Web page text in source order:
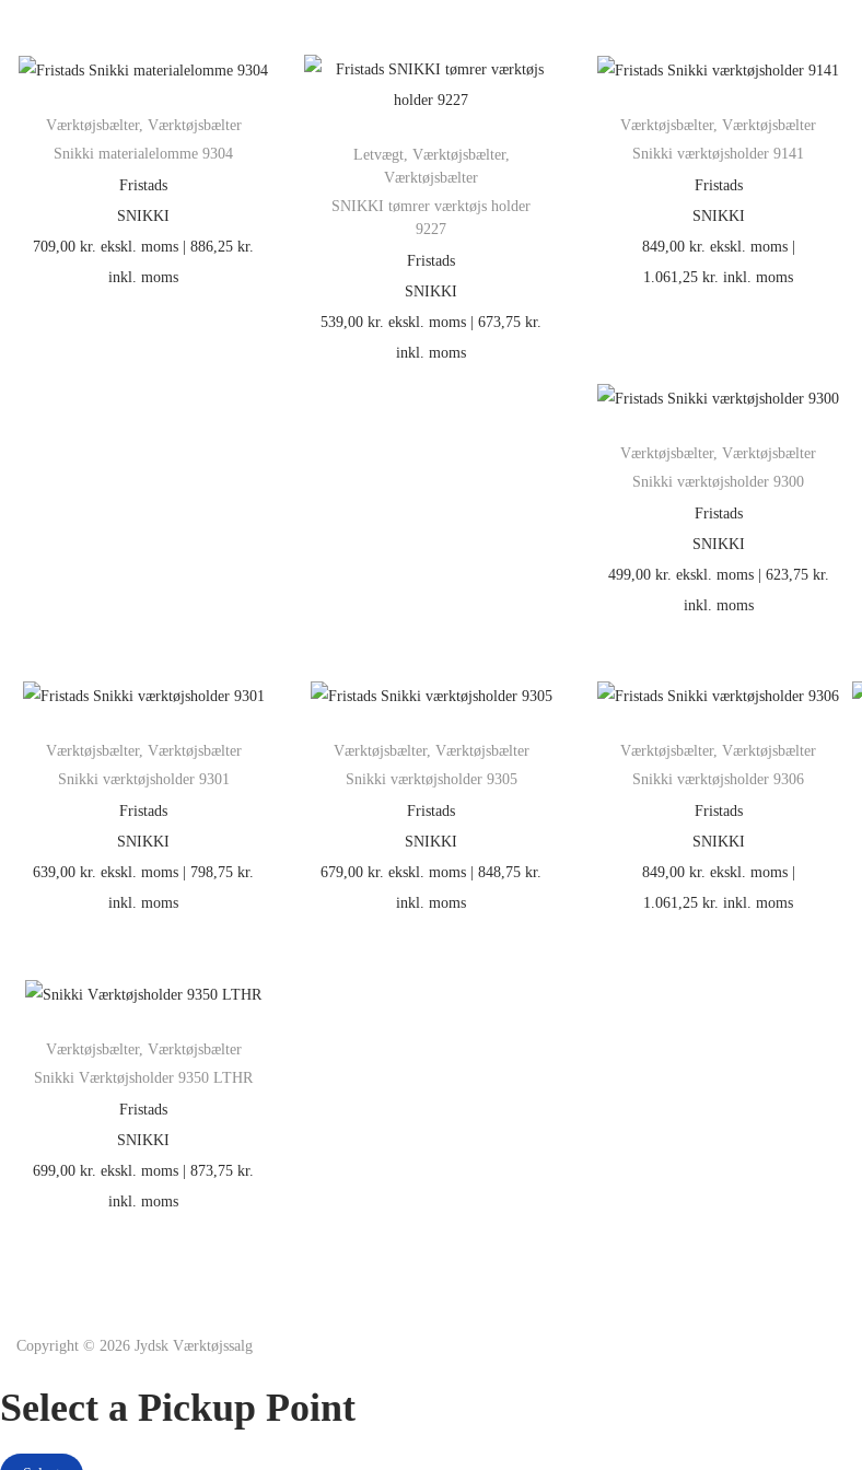
Værktøjsbælter, Værktøjsbælter
Snikki materialelomme 9304
Fristads
SNIKKI
709,00kr. ekskl. moms |886,25kr.
inkl. moms
Letvægt, Værktøjsbælter,
Værktøjsbælter
SNIKKI tømrer værktøjs holder
9227
Fristads
SNIKKI
539,00kr. ekskl. moms |673,75kr.
inkl. moms
Værktøjsbælter,Værktøjsbælter
Snikki værktøjsholder 9141
Fristads
SNIKKI
849,00 kr. ekskl. moms |
1.061,25kr. inkl. moms
Værktøjsbælter,Værktøjsbælter
Snikki værktøjsholder 9300
Fristads
SNIKKI
499,00 kr. ekskl. moms | 623,75 kr.
inkl. moms
Værktøjsbælter, Værktøjsbælter
Snikki værktøjsholder 9301
Fristads
SNIKKI
639,00kr. ekskl. moms | 798,75kr.
inkl. moms
Værktøjsbælter, Værktøjsbælter
Snikki værktøjsholder 9305
Fristads
SNIKKI
679,00kr. ekskl. moms |848,75kr.
inkl. moms
Værktøjsbælter,Værktøjsbælter
Snikki værktøjsholder 9306
Fristads
SNIKKI
849,00 kr. ekskl. moms |
1.061,25kr. inkl. moms
Værktøjsbælter, Værktøjsbælter
Snikki Værktøjsholder 9350 LTHR
Fristads
SNIKKI
699,00kr. ekskl. moms |873,75kr.
inkl. moms
Copyright © 2026 Jydsk Værktøjssalg
Select a Pickup Point